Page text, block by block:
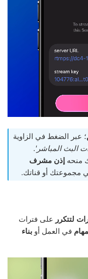
؛ عبر الضغط في الزاوية
البث المباشر'.
منحه إذن مشرف
مجموعتك أو قناتك.
لتتكرر على فترات
في العمل أو بناء